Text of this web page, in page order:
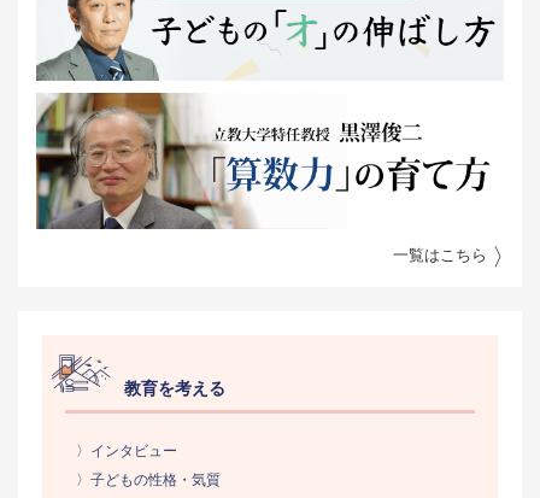
一覧はこちら
教育を考える
〉インタビュー
〉子どもの性格・気質